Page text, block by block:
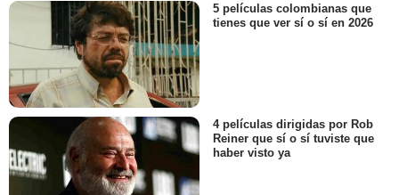
5 películas colombianas que
tienes que ver sí o sí en 2026
4 películas dirigidas por Rob
Reiner que sí o sí tuviste que
haber visto ya